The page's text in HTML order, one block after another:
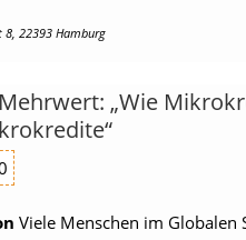
8, 22393 Hamburg
„Wie
Viele Menschen im